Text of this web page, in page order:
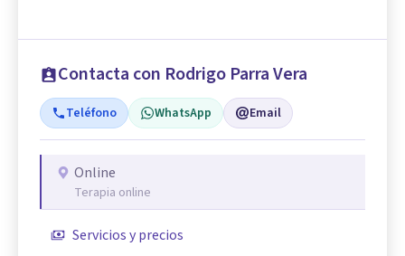
Contacta con Rodrigo Parra Vera
Teléfono WhatsApp Email
Online
Terapia online
Servicios y precios